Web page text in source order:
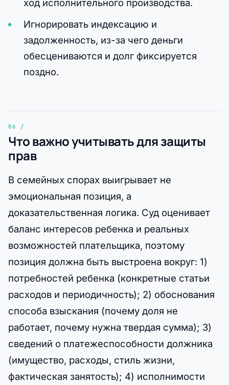
ход исполнительного производства.
Игнорировать индексацию и
задолженность, из-за чего деньги
обесцениваются и долг фиксируется
поздно.
Что важно учитывать для защиты
прав
В семейных спорах выигрывает не
эмоциональная позиция, а
доказательственная логика. Суд оценивает
баланс интересов ребенка и реальных
возможностей плательщика, поэтому
позиция должна быть выстроена вокруг: 1)
потребностей ребенка (конкретные статьи
расходов и периодичность); 2) обоснования
способа взыскания (почему доля не
работает, почему нужна твердая сумма); 3)
сведений о платежеспособности должника
(имущество, расходы, стиль жизни,
фактическая занятость); 4) исполнимости